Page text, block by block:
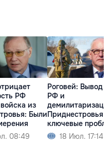
РФ
из
Были
08:49
Роговей: Вывод
РФ и
демилитаризация
Приднестровья -
ключевые
18 Июл. 17:14